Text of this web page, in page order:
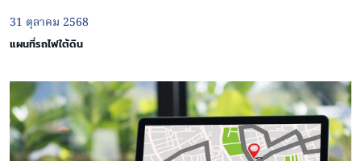
31 ตุลาคม 2568
แผนที่รถไฟใต้ดิน